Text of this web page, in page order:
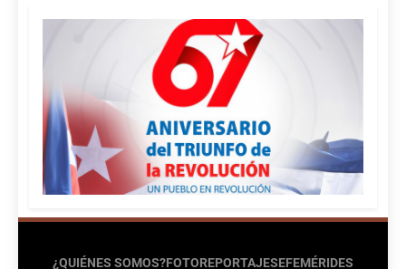
¿QUIÉNES SOMOS?FOTOREPORTAJESEFEMÉRIDES